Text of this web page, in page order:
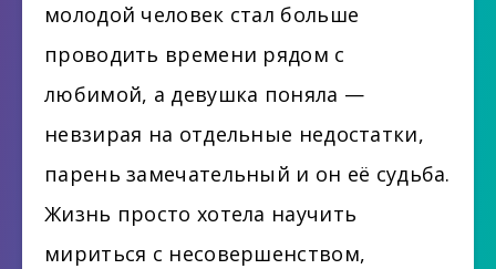
молодой человек стал больше
проводить времени рядом с
любимой, а девушка поняла —
невзирая на отдельные недостатки,
парень замечательный и он её судьба.
Жизнь просто хотела научить
мириться с несовершенством,